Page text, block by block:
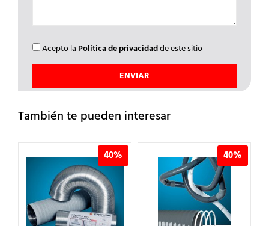
Acepto la Política de privacidadde este sitio
También te pueden interesar
40% 40%